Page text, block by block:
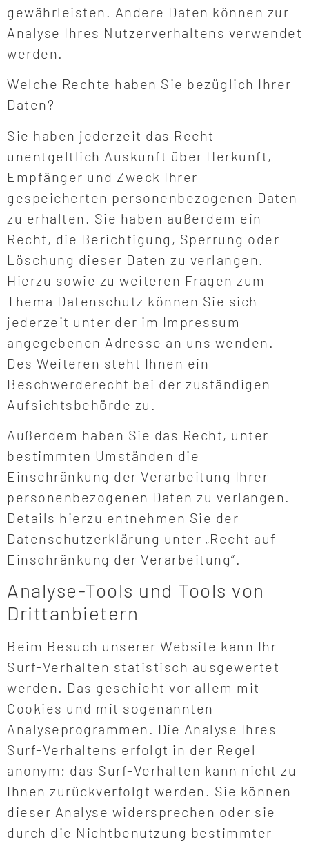
gewährleisten. Andere Daten können zur
Analyse Ihres Nutzerverhaltens verwendet
werden.
Welche Rechte haben Sie bezüglich Ihrer
Daten?
Sie haben jederzeit das Recht
unentgeltlich Auskunft über Herkunft,
Empfänger und Zweck Ihrer
gespeicherten personenbezogenen Daten
zu erhalten. Sie haben außerdem ein
Recht, die Berichtigung, Sperrung oder
Löschung dieser Daten zu verlangen.
Hierzu sowie zu weiteren Fragen zum
Thema Datenschutz können Sie sich
jederzeit unter der im Impressum
angegebenen Adresse an uns wenden.
Des Weiteren steht Ihnen ein
Beschwerderecht bei der zuständigen
Aufsichtsbehörde zu.
Außerdem haben Sie das Recht, unter
bestimmten Umständen die
Einschränkung der Verarbeitung Ihrer
personenbezogenen Daten zu verlangen.
Details hierzu entnehmen Sie der
Datenschutzerklärung unter „Recht auf
Einschränkung der Verarbeitung“.
Analyse-Tools und Tools von
Drittanbietern
Beim Besuch unserer Website kann Ihr
Surf-Verhalten statistisch ausgewertet
werden. Das geschieht vor allem mit
Cookies und mit sogenannten
Analyseprogrammen. Die Analyse Ihres
Surf-Verhaltens erfolgt in der Regel
anonym; das Surf-Verhalten kann nicht zu
Ihnen zurückverfolgt werden. Sie können
dieser Analyse widersprechen oder sie
durch die Nichtbenutzung bestimmter